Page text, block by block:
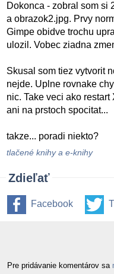
Dokonca - zobral som si
a obrazok2.jpg. Prvy
Gimpe obidve trochu
ulozil. Vobec ziadna
Skusal som tiez vytvorit
nejde. Uplne rovnake
nic. Take veci ako
ani na prstoch spocitat...
takze... poradi niekto?
tlačené knihy a e-knihy
Zdieľať
Facebook
Pre pridávanie komentárov sa